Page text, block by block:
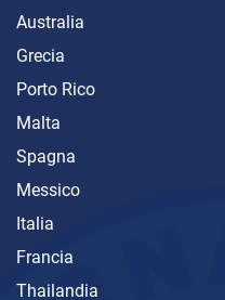
Australia
Grecia
Porto Rico
Malta
Spagna
Messico
Italia
Francia
Thailandia